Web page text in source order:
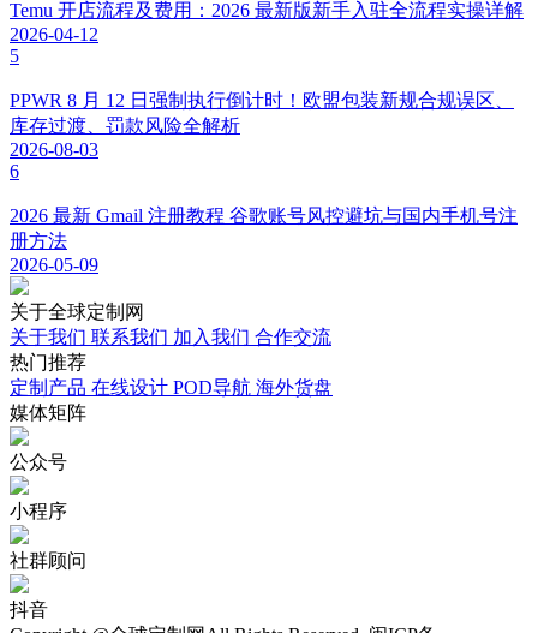
Temu 开店流程及费用：2026 最新版新手入驻全流程实操详解
2026-04-12
5
PPWR 8 月 12 日强制执行倒计时！欧盟包装新规合规误区、
库存过渡、罚款风险全解析
2026-08-03
6
2026 最新 Gmail 注册教程 谷歌账号风控避坑与国内手机号注
册方法
2026-05-09
关于全球定制网
关于我们 联系我们 加入我们 合作交流
热门推荐
定制产品 在线设计 POD导航 海外货盘
媒体矩阵
公众号
小程序
社群顾问
抖音